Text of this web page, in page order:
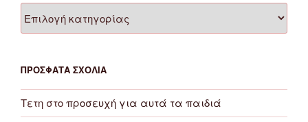
άρθρα
ΠΡΌΣΦΑΤΑ ΣΧΌΛΙΑ
Τετη στοπροσευχή για αυτά τα παιδιά